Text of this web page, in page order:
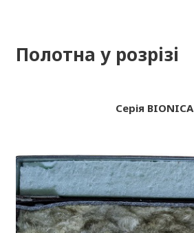
Полотна у розрізі
Серія BIONICA